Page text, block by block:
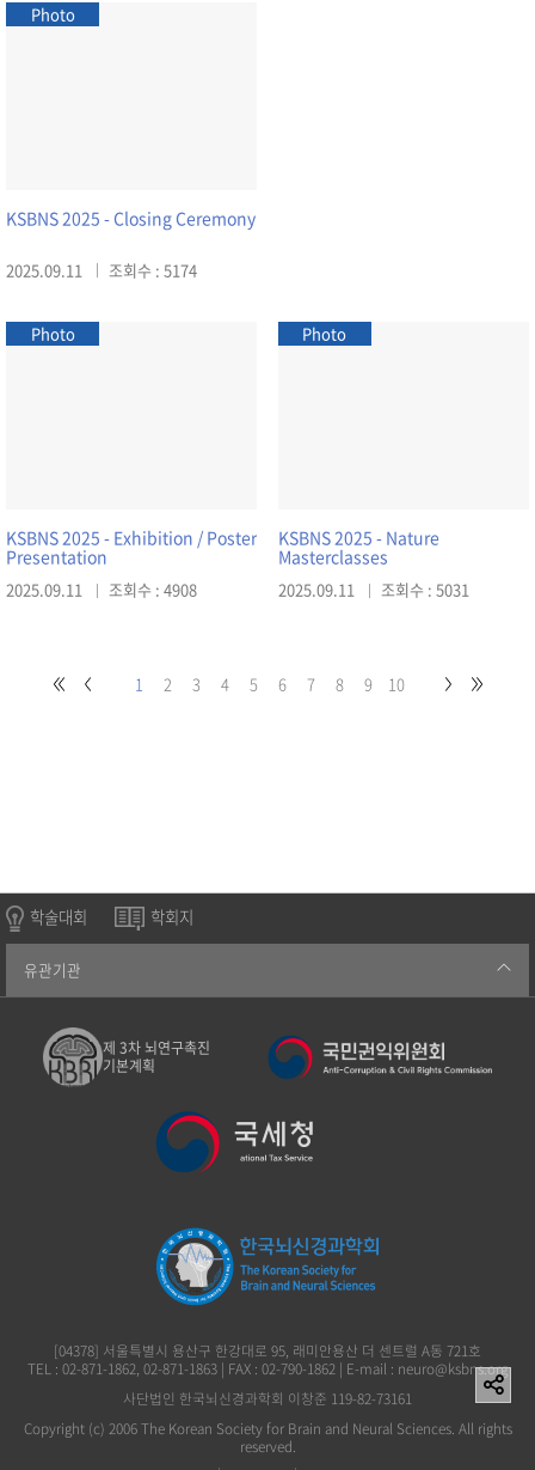
Photo
KSBNS 2025 - Closing Ceremony
2025.09.11 조회수 : 5174
Photo
KSBNS 2025 - Exhibition / Poster
Presentation
2025.09.11 조회수 : 4908
Photo
KSBNS 2025 - Nature
Masterclasses
2025.09.11 조회수 : 5031
1 2 3 4 5 6 7 8 9 10
학술대회 학회지
유관기관
제 3차 뇌연구촉진
기본계획
[04378] 서울특별시 용산구 한강대로 95, 래미안용산 더 센트럴 A동 721호
TEL : 02-871-1862, 02-871-1863 | FAX : 02-790-1862 | E-mail : neuro@ksbns.org
사단법인 한국뇌신경과학회 이창준 119-82-73161
Copyright (c) 2006 The Korean Society for Brain and Neural Sciences. All rights
reserved.